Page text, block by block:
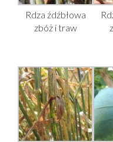
Rdza źdźbłowa
zbóż i traw